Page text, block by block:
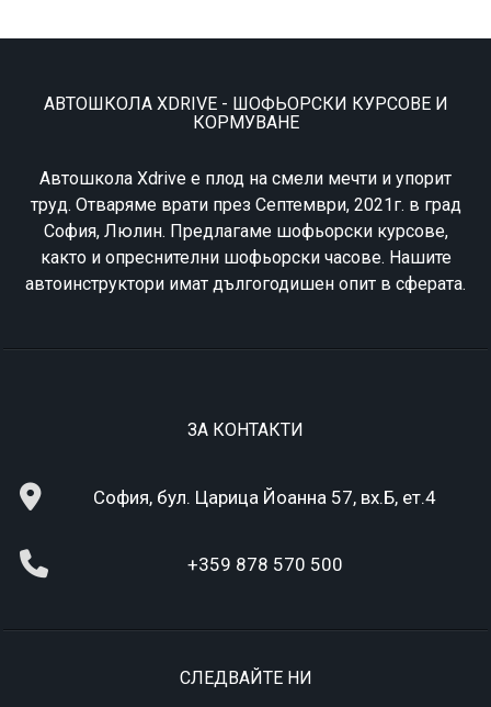
АВТОШКОЛА XDRIVE - ШОФЬОРСКИ КУРСОВЕ И
КОРМУВАНЕ
Автошкола Xdrive е плод на смели мечти и упорит
труд. Отваряме врати през Септември, 2021г. в град
София, Люлин. Предлагаме шофьорски курсове,
както и опреснителни шофьорски часове. Нашите
автоинструктори имат дългогодишен опит в сферата.
ЗА КОНТАКТИ
София, бул. Царица Йоанна 57, вх.Б, ет.4
+359 878 570 500
СЛЕДВАЙТЕ НИ